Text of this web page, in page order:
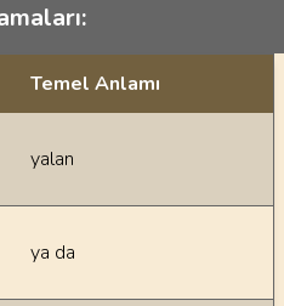
Temel Anlamı
yalan
ya da